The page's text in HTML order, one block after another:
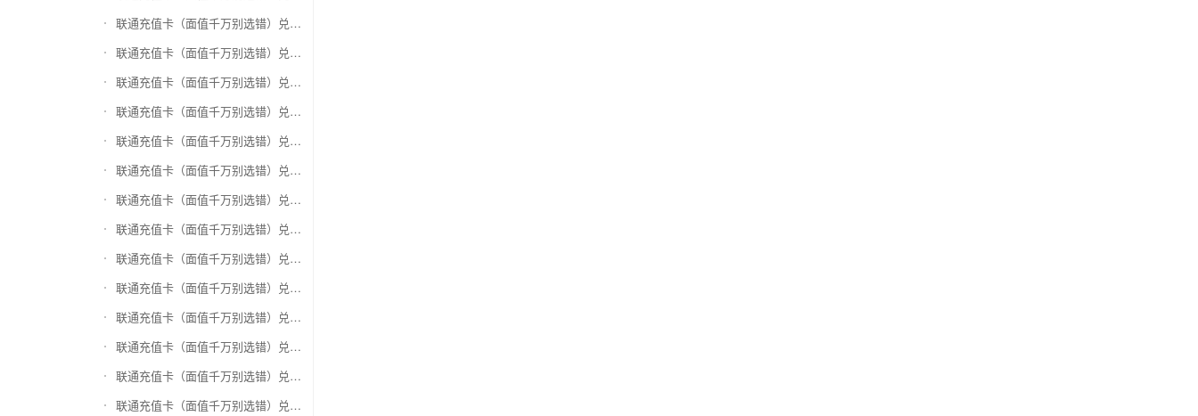
联通充值卡（面值千万别选错）兑换世纪联华充值卡(杭州联华)
联通充值卡（面值千万别选错）兑换重百世纪卡(重庆百货)
联通充值卡（面值千万别选错）兑换南京中央商场购物卡
联通充值卡（面值千万别选错）兑换银座购物卡（黑卡）
联通充值卡（面值千万别选错）兑换叮咚买菜（限通用礼品卡）
联通充值卡（面值千万别选错）兑换上海家化卡
联通充值卡（面值千万别选错）兑换山东一卡通
联通充值卡（面值千万别选错）兑换大众E卡通
联通充值卡（面值千万别选错）兑换杭州市民卡
联通充值卡（面值千万别选错）兑换驴妈妈礼品卡
联通充值卡（面值千万别选错）兑换永辉超市卡（限实体卡）
联通充值卡（面值千万别选错）兑换中百超市购物卡
联通充值卡（面值千万别选错）兑换爱奇艺会员激活码
联通充值卡（面值千万别选错）兑换腾讯视频会员激活码